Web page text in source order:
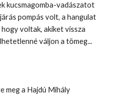
kucsmagomba-vadászatot
pompás volt, a hangulat
voltak, akiket vissza
váljon a tömeg...
meg a Hajdú Mihály